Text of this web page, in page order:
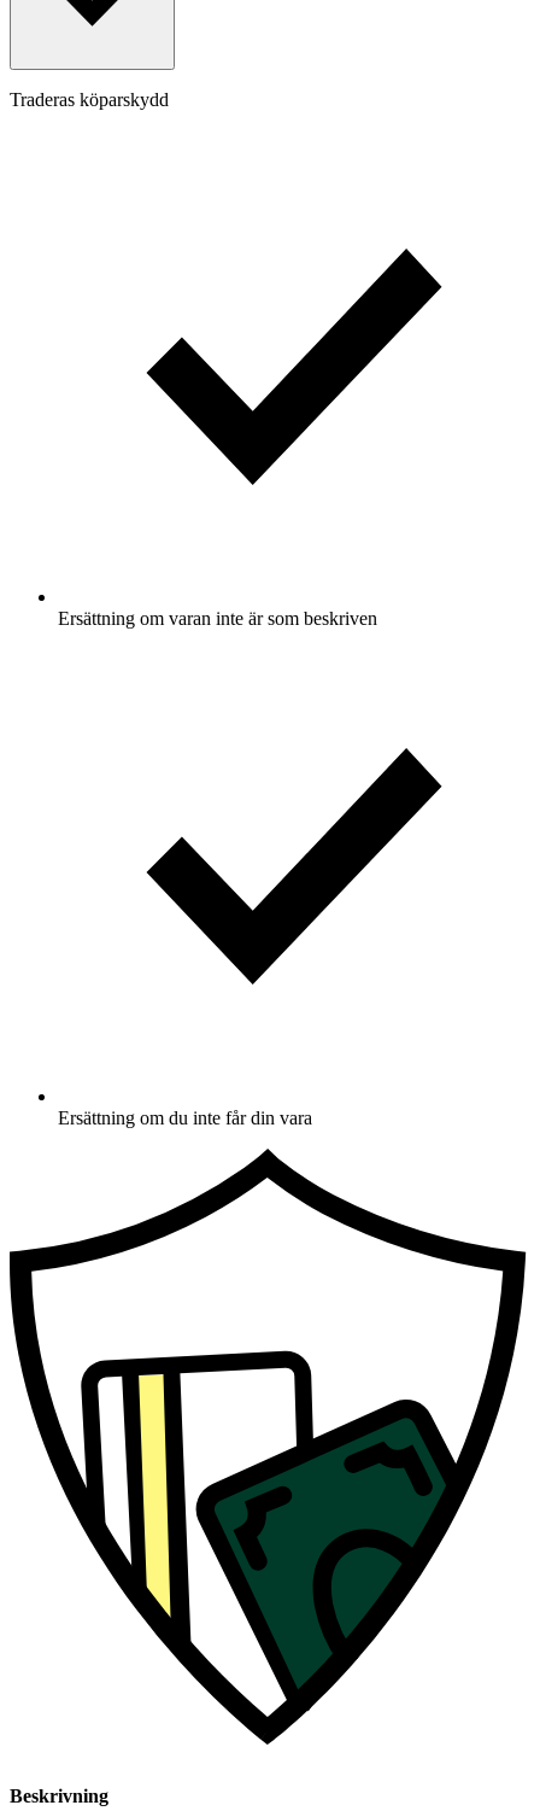
Traderas köparskydd
Ersättning om varan inte är som beskriven
Ersättning om du inte får din vara
Beskrivning